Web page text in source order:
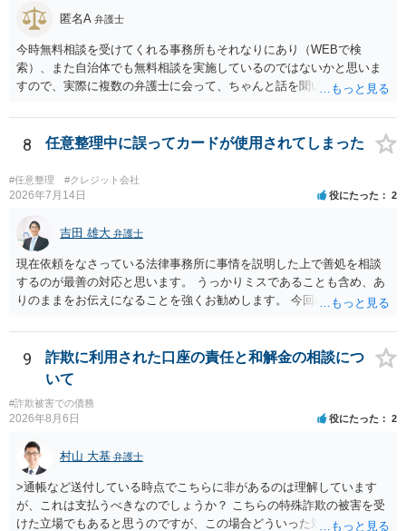
と。）に違反しています。監督官庁に行政処分を求める、裁判所に仮
処分申請、不退去罪が成立すれば警察に通報などの対応が考えられま
す。ご参考にしてください。
匿名A 弁護士
今時無料相談を受けてくれる事務所もそれなりにあり（WEBで検
索）、また自治体でも無料相談を実施しているのではないかと思いま
すので、実際に複数の弁護士に会って、ちゃんと話を聞いてくれる
はそもそも事案を把握できていないようですので、御相談の案件につ
いては弁護士として能力不足なのかもしれません。相手にしない方が
良いと思います。ただ、仮想通貨詐欺の被害回復は現実的には難しい
かもしれません。
8 任意整理中に誤ってカードが使用されてしまった
#任意整理 #クレジット会社
2026年7月14日 役にたった 2
吉田 雄大 弁護士
現在依頼をなさっている法律事務所に事情を説明した上で善処を相談
するのが最善の対応と思います。 うっかりミスであることも含め、あ
りのままをお伝えになることを強くお勧めします。 今回のできごとだ
早ければ早いほどいいのは間違いありません。 ご健闘をお祈りいたし
ます。
9
詐欺に利用された口座の責任と和解金の相談につ
いて
#詐欺被害での債務
2026年8月6日 役にたった 2
村山 大基 弁護士
>通帳など送付している時点でこちらに非があるのは理解しています
が、これは支払うべきなのでしょうか？ こちらの特殊詐欺の被害を受
けた立場でもあると思うのですが、この場合どういった対処が必要で